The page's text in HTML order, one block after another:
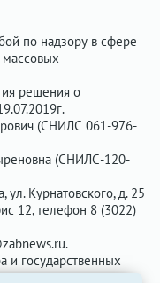
по надзору в сфере
решения о
(СНИЛС 061-976-
(СНИЛС-120-
ул. Курнатовского, д. 25
12, телефон 8 (3022)
.
и государственных